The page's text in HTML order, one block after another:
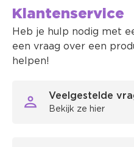
Klantenservice
Heb je hulp nodig met
een vraag over een
helpen!
Veelgestelde
Bekijk ze hier